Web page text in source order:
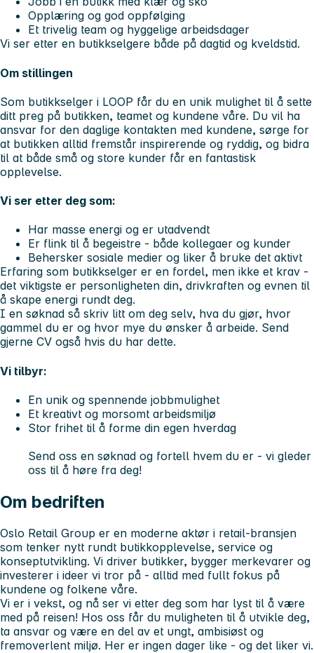
Opplæring og god oppfølging
Et trivelig team og hyggelige arbeidsdager
Vi ser etter en butikkselgere både på dagtid og kveldstid.
Om stillingen
Som butikkselger i LOOP får du en unik mulighet til å sette
ditt preg på butikken, teamet og kundene våre. Du vil ha
ansvar for den daglige kontakten med kundene, sørge for
at butikken alltid fremstår inspirerende og ryddig, og bidra
til at både små og store kunder får en fantastisk
opplevelse.
Vi ser etter deg som:
Har masse energi og er utadvendt
Er flink til å begeistre - både kollegaer og kunder
Behersker sosiale medier og liker å bruke det aktivt
Erfaring som butikkselger er en fordel, men ikke et krav -
det viktigste er personligheten din, drivkraften og evnen til
å skape energi rundt deg.
I en søknad så skriv litt om deg selv, hva du gjør, hvor
gammel du er og hvor mye du ønsker å arbeide. Send
gjerne CV også hvis du har dette.
Vi tilbyr:
En unik og spennende jobbmulighet
Et kreativt og morsomt arbeidsmiljø
Stor frihet til å forme din egen hverdag
Send oss en søknad og fortell hvem du er - vi gleder
oss til å høre fra deg!
Om bedriften
Oslo Retail Group er en moderne aktør i retail-bransjen
som tenker nytt rundt butikkopplevelse, service og
konseptutvikling. Vi driver butikker, bygger merkevarer og
investerer i ideer vi tror på - alltid med fullt fokus på
kundene og folkene våre.
Vi er i vekst, og nå ser vi etter deg som har lyst til å være
med på reisen! Hos oss får du muligheten til å utvikle deg,
ta ansvar og være en del av et ungt, ambisiøst og
fremoverlent miljø. Her er ingen dager like - og det liker vi.